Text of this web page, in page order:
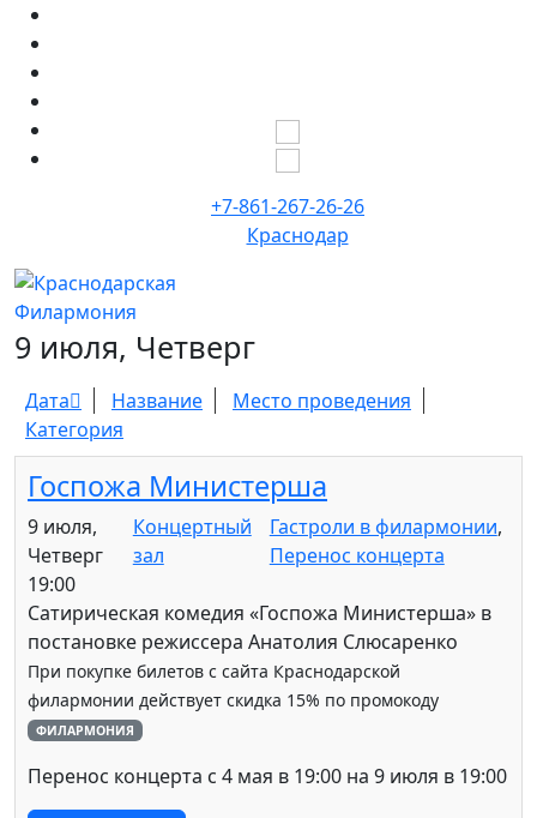
+7-861-267-26-26
Краснодар
9 июля, Четверг
Дата Название
Место проведения
Категория
Госпожа Министерша
9 июля,
Четверг
19:00
Концертный
зал
Гастроли в филармонии,
Перенос концерта
Сатирическая комедия «Госпожа Министерша» в
постановке режиссера Анатолия Слюсаренко
При покупке билетов с сайта Краснодарской
филармонии действует скидка 15% по промокоду
ФИЛАРМОНИЯ
Перенос концерта с 4 мая в 19:00 на 9 июля в 19:00